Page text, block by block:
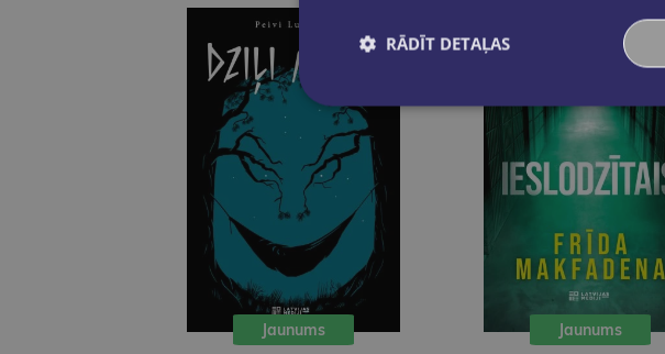
Jaunums Jaunums
RĀDĪT DETAĻAS